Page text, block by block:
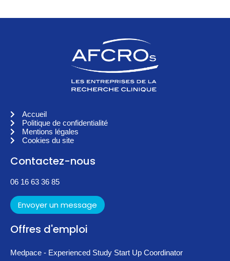
Accueil
Politique de confidentialité
Mentions légales
Cookies du site
Contactez-nous
06 16 63 36 85
Envoyer un message
Offres d'emploi
Medpace - Experienced Study Start Up Coordinator